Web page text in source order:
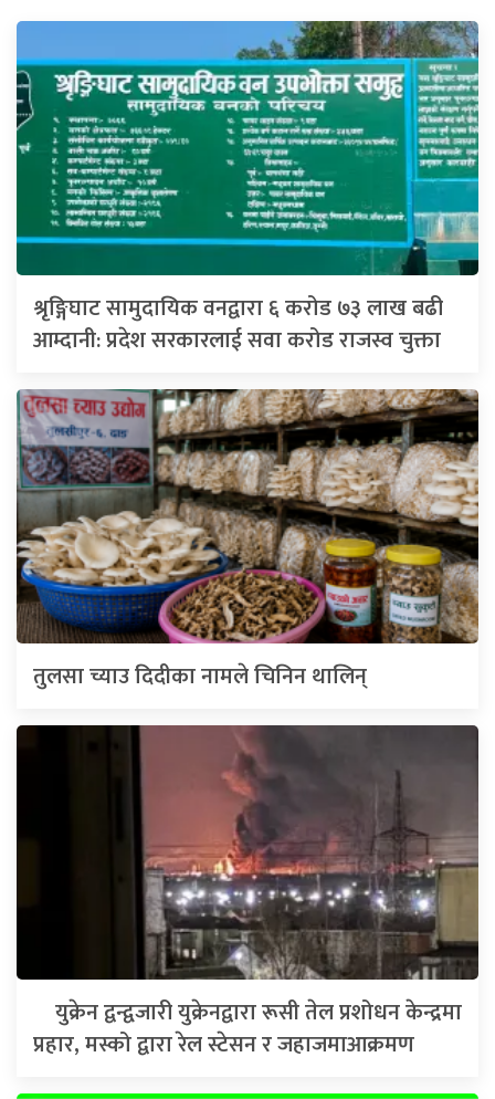
श्रृङ्गिघाट सामुदायिक वनद्वारा ६ करोड ७३ लाख बढी
आम्दानी: प्रदेश सरकारलाई सवा करोड राजस्व चुक्ता
तुलसा च्याउ दिदीका नामले चिनिन थालिन्
युक्रेन द्वन्द्वजारी युक्रेनद्वारा रूसी तेल प्रशोधन केन्द्रमा
प्रहार, मस्को द्वारा रेल स्टेसन र जहाजमाआक्रमण